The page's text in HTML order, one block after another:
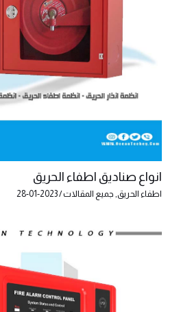
انواع صناديق اطفاء الحريق
اطفاء الحريق جميع المقالات/
2023-01-28